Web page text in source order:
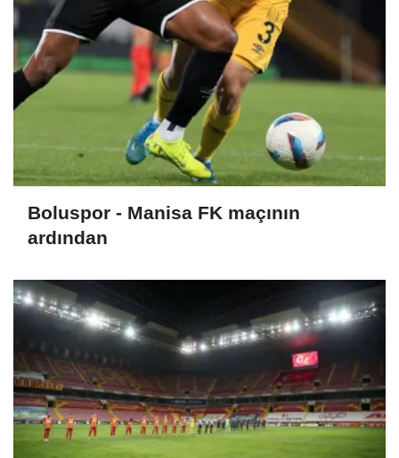
Boluspor - Manisa FK maçının
ardından